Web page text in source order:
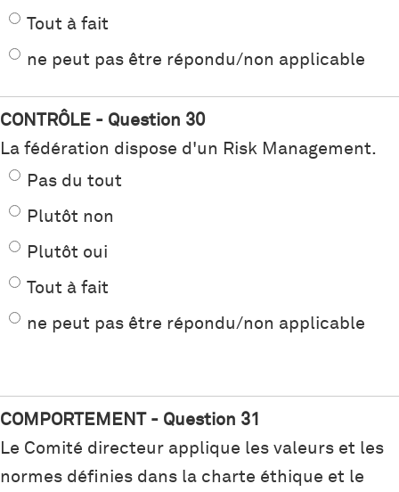
Tout à fait
ne peut pas être répondu/non applicable
CONTRÔLE - Question 30
La fédération dispose d'un Risk Management.
Pas du tout
Plutôt non
Plutôt oui
Tout à fait
ne peut pas être répondu/non applicable
COMPORTEMENT - Question 31
Le Comité directeur applique les valeurs et les
normes définies dans la charte éthique et le